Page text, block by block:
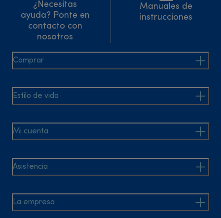
¿Necesitas
ayuda? Ponte en
contacto con
nosotros
Manuales de
instrucciones
Comprar
Estilo de vida
Mi cuenta
Asistencia
La empresa